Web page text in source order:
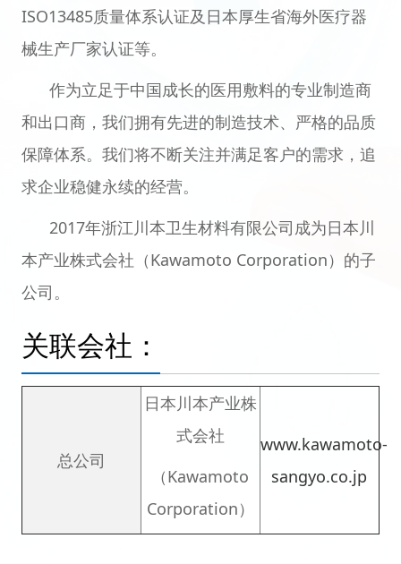
ISO13485质量体系认证及日本厚生省海外医疗器
械生产厂家认证等。
作为立足于中国成长的医用敷料的专业制造商
和出口商，我们拥有先进的制造技术、严格的品质
保障体系。我们将不断关注并满足客户的需求，追
求企业稳健永续的经营。
2017年浙江川本卫生材料有限公司成为日本川
本产业株式会社（Kawamoto Corporation）的子
公司。
关联会社：
总公司
日本川本产业株
式会社
（Kawamoto
Corporation）
www.kawamoto-
sangyo.co.jp